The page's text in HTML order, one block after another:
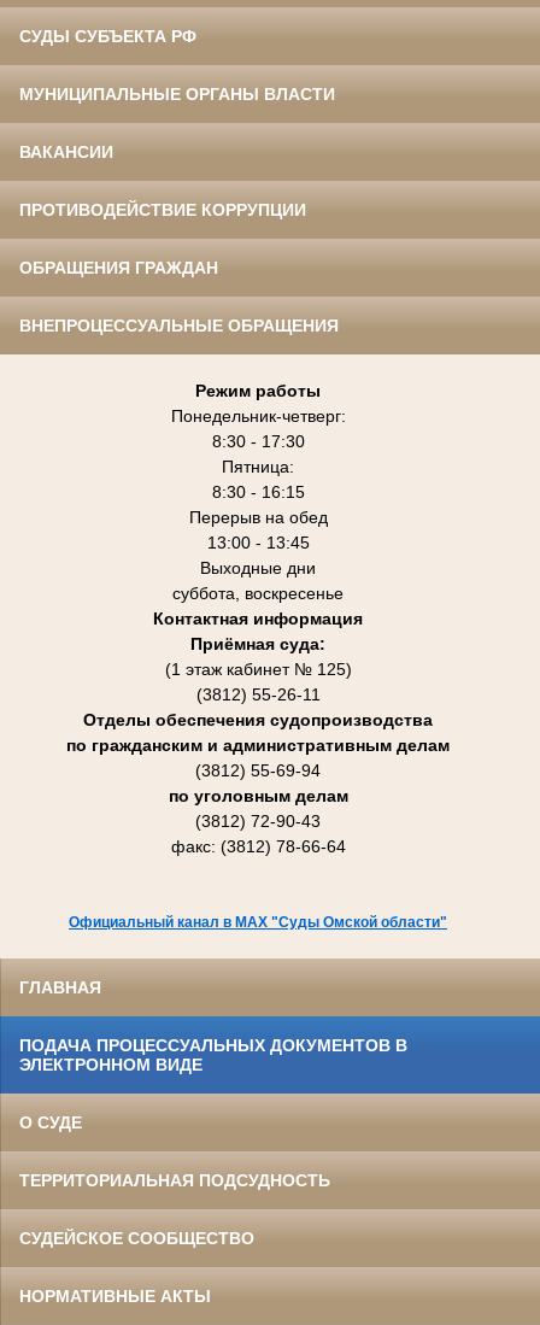
СУДЫ СУБЪЕКТА РФ
МУНИЦИПАЛЬНЫЕ ОРГАНЫ ВЛАСТИ
ВАКАНСИИ
ПРОТИВОДЕЙСТВИЕ КОРРУПЦИИ
ОБРАЩЕНИЯ ГРАЖДАН
ВНЕПРОЦЕССУАЛЬНЫЕ ОБРАЩЕНИЯ
Режим работы
Понедельник-четверг:
8:30 - 17:30
Пятница:
8:30 - 16:15
Перерыв на обед
13:00 - 13:45
Выходные дни
суббота, воскресенье
Контактная информация
Приёмная суда:
(1 этаж кабинет № 125)
(3812) 55-26-11
Отделы обеспечения судопроизводства
по гражданским и административным делам
(3812) 55-69-94
по уголовным делам
(3812) 72-90-43
факс: (3812) 78-66-64
Официальный канал в MAX "Суды Омской области"
ГЛАВНАЯ
ПОДАЧА ПРОЦЕССУАЛЬНЫХ ДОКУМЕНТОВ В
ЭЛЕКТРОННОМ ВИДЕ
О СУДЕ
ТЕРРИТОРИАЛЬНАЯ ПОДСУДНОСТЬ
СУДЕЙСКОЕ СООБЩЕСТВО
НОРМАТИВНЫЕ АКТЫ